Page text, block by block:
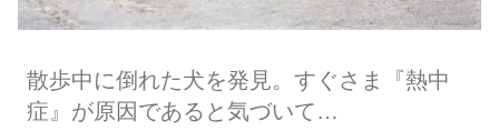
散歩中に倒れた犬を発見。すぐさま『熱中
症』が原因であると気づいて…